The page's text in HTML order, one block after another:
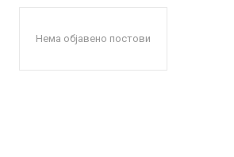
Нема објавено постови